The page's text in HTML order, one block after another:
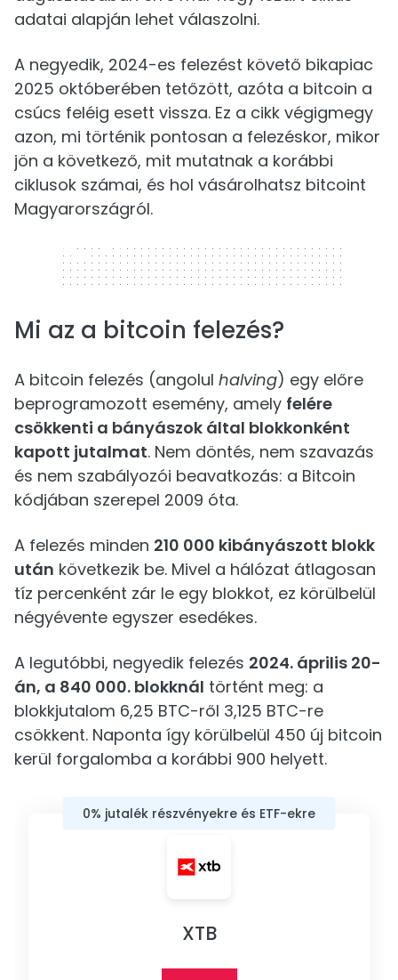
adatai alapján lehet válaszolni.
A negyedik, 2024-es felezést követő bikapiac
2025 októberében tetőzött, azóta a bitcoin a
csúcs feléig esett vissza. Ez a cikk végigmegy
azon, mi történik pontosan a felezéskor, mikor
jön a következő, mit mutatnak a korábbi
ciklusok számai, és hol vásárolhatsz bitcoint
Magyarországról.
320 x 50
Mi az a bitcoin felezés?
A bitcoin felezés (angolul halving) egy előre
beprogramozott esemény, amely felére
csökkenti a bányászok által blokkonként
kapott jutalmat. Nem döntés, nem szavazás
és nem szabályozói beavatkozás: a Bitcoin
kódjában szerepel 2009 óta.
A felezés minden 210 000 kibányászott blokk
után következik be. Mivel a hálózat átlagosan
tíz percenként zár le egy blokkot, ez körülbelül
négyévente egyszer esedékes.
A legutóbbi, negyedik felezés 2024. április 20-
án, a 840 000. blokknál történt meg: a
blokkjutalom 6,25 BTC-ről 3,125 BTC-re
csökkent. Naponta így körülbelül 450 új bitcoin
kerül forgalomba a korábbi 900 helyett.
0% jutalék részvényekre és ETF-ekre
XTB